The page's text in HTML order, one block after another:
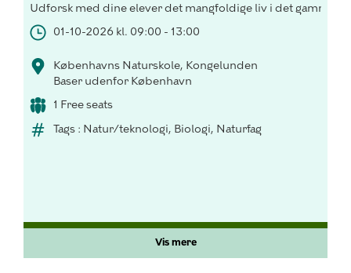
Udforsk med dine elever det mangfoldige liv i det gammel
01-10-2026 kl. 09:00 - 13:00
Københavns Naturskole, Kongelunden
Baser udenfor København
1 Free seats
Tags : Natur/teknologi, Biologi, Naturfag
Vis mere